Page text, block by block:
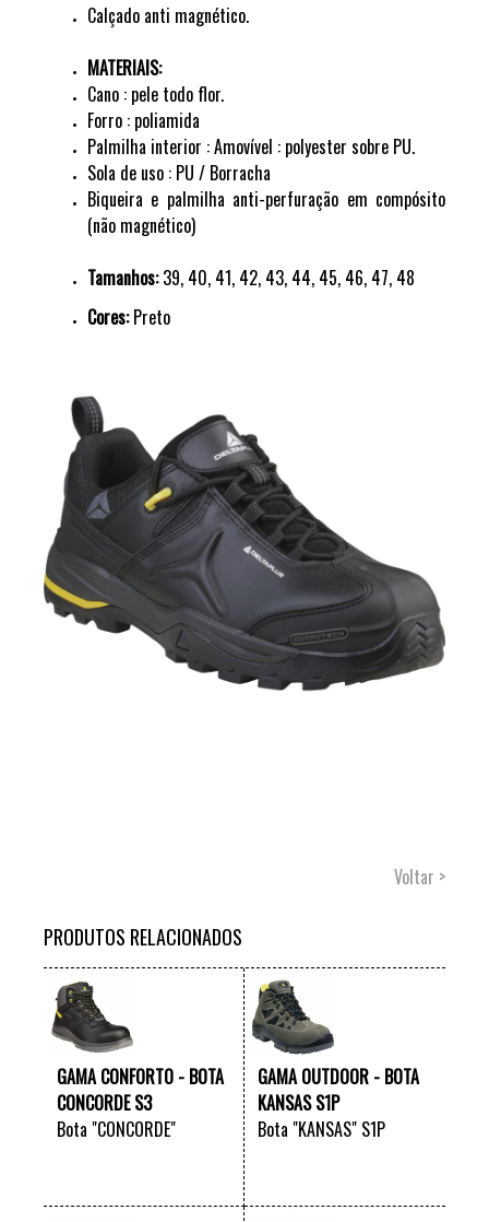
Calçado anti magnético.
MATERIAIS:
Cano : pele todo flor.
Forro : poliamida
Palmilha interior : Amovível : polyester sobre PU.
Sola de uso : PU / Borracha
Biqueira e palmilha anti-perfuração em compósito
(não magnético)
Tamanhos: 39, 40, 41, 42, 43, 44, 45, 46, 47, 48
Cores: Preto
Voltar >
PRODUTOS RELACIONADOS
GAMA CONFORTO - BOTA
CONCORDE S3
Bota "CONCORDE"
GAMA OUTDOOR - BOTA
KANSAS S1P
Bota "KANSAS" S1P